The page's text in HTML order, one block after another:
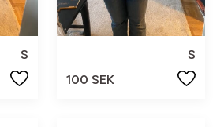
S
S
100 SEK